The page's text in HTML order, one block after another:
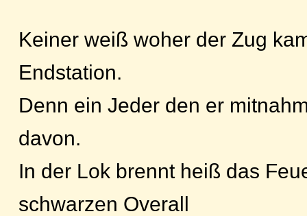
Keiner weiß woher der Zug
Endstation.
Denn ein Jeder den er
davon.
In der Lok brennt heiß das
schwarzen Overall